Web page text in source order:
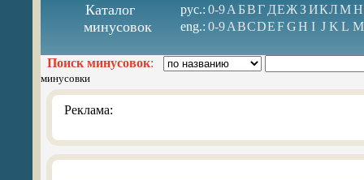
Каталог
минусовок
рус.: 0-9А БВГ ДЕЖ З ИКЛМН
eng.: 0-9ABCDEFGH I J K L M
Поиск минусовок:
минусовки
Реклама: